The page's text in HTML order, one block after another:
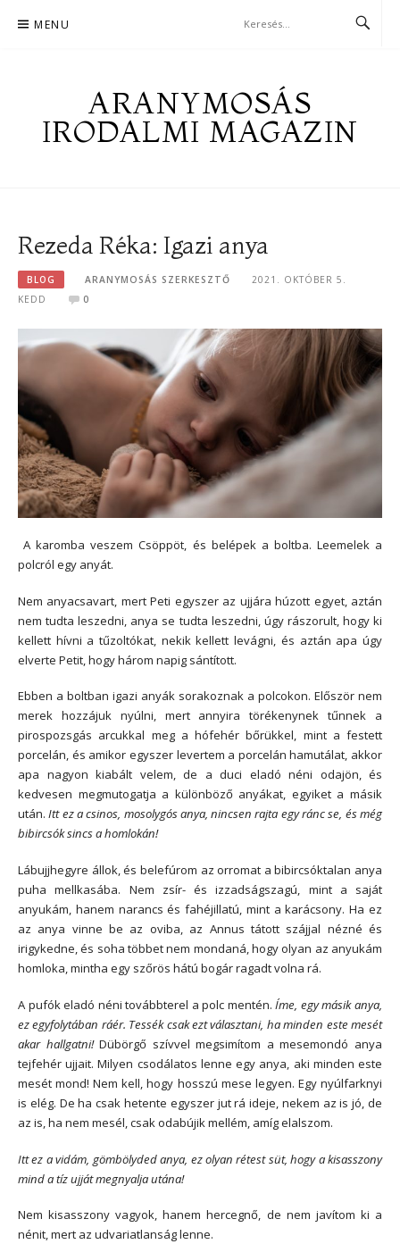
MENU
ARANYMOSÁS
IRODALMI MAGAZIN
Rezeda Réka: Igazi anya
BLOG ARANYMOSÁS SZERKESZTŐ
2021. OKTÓBER 5.
KEDD
0
A karomba veszem Csöppöt, és belépek a boltba. Leemelek a
polcról egy anyát.
Nem anyacsavart, mert Peti egyszer az ujjára húzott egyet, aztán
nem tudta leszedni, anya se tudta leszedni, úgy rászorult, hogy ki
kellett hívni a tűzoltókat, nekik kellett levágni, és aztán apa úgy
elverte Petit, hogy három napig sántított.
Ebben a boltban igazi anyák sorakoznak a polcokon. Először nem
merek hozzájuk nyúlni, mert annyira törékenynek tűnnek a
pirospozsgás arcukkal meg a hófehér bőrükkel, mint a festett
porcelán, és amikor egyszer levertem a porcelán hamutálat, akkor
apa nagyon kiabált velem, de a duci eladó néni odajön, és
kedvesen megmutogatja a különböző anyákat, egyiket a másik
után.Itt ez a csinos, mosolygós anya, nincsen rajta egy ránc se, és még
bibircsók sincs a homlokán!
Lábujjhegyre állok, és belefúrom az orromat a bibircsóktalan anya
puha mellkasába. Nem zsír- és izzadságszagú, mint a saját
anyukám, hanem narancs és fahéjillatú, mint a karácsony. Ha ez
az anya vinne be az oviba, az Annus tátott szájjal nézné és
irigykedne, és soha többet nem mondaná, hogy olyan az anyukám
homloka, mintha egy szőrös hátú bogár ragadt volna rá.
A pufók eladó néni továbbterel a polc mentén.Íme, egy másik anya,
ez egyfolytában ráér. Tessék csak ezt választani, ha minden este mesét
akar hallgatni!Dübörgő szívvel megsimítom a mesemondó anya
tejfehér ujjait. Milyen csodálatos lenne egy anya, aki minden este
mesét mond! Nem kell, hogy hosszú mese legyen. Egy nyúlfarknyi
is elég. De ha csak hetente egyszer jut rá ideje, nekem az is jó, de
az is, ha nem mesél, csak odabújik mellém, amíg elalszom.
Itt ez a vidám, gömbölyded anya, ez olyan rétest süt, hogy a kisasszony
mind a tíz ujját megnyalja utána!
Nem kisasszony vagyok, hanem hercegnő, de nem javítom ki a
nénit, mert az udvariatlanság lenne.